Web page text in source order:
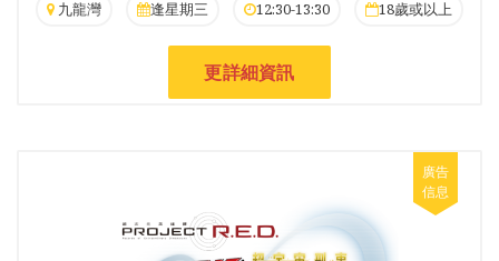
九龍灣 逢星期三 12:30-13:30 18歲或以上
更詳細資訊